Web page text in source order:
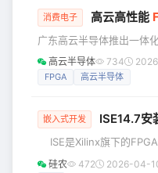
是希望能帮到不经常看群
Q：FPGA中的Bank和
什么关系？ A：这应该是
师都很困惑或者没有认真
消费电子 高云高性能
广东高云半导体推出一体
UAC（USB Audio Class
决方案，依托自研高速
议麦克风阵列、工业音频
低音频设备研发门槛，实
级到高端专业级产品需求
高云半导体 734
FPGA 高云半导体
嵌入式开发 ISE14.7安装
ISE是Xilinx旗下的FPGA
面人性化，操作相对简洁
硅农 472 2026-04-